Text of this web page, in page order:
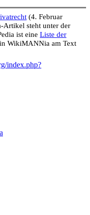
(4. Februar
Artikel steht unter der
ist eine Liste der
WikiMANNia am Text
index.php?